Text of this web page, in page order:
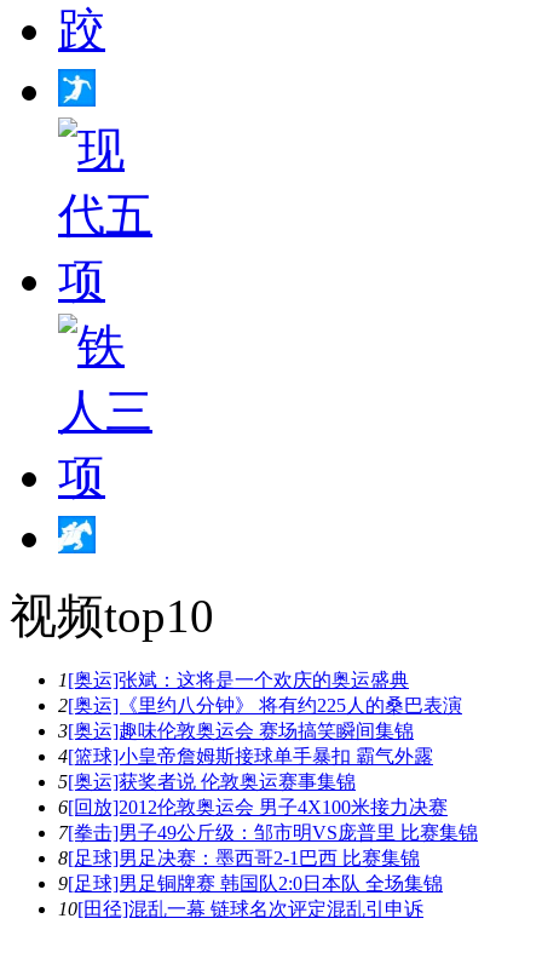
视频top10
1[奥运]张斌：这将是一个欢庆的奥运盛典
2[奥运]《里约八分钟》 将有约225人的桑巴表演
3[奥运]趣味伦敦奥运会 赛场搞笑瞬间集锦
4[篮球]小皇帝詹姆斯接球单手暴扣 霸气外露
5[奥运]获奖者说 伦敦奥运赛事集锦
6[回放]2012伦敦奥运会 男子4X100米接力决赛
7[拳击]男子49公斤级：邹市明VS庞普里 比赛集锦
8[足球]男足决赛：墨西哥2-1巴西 比赛集锦
9[足球]男足铜牌赛 韩国队2:0日本队 全场集锦
10[田径]混乱一幕 链球名次评定混乱引申诉